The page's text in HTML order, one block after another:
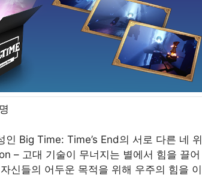
Big Time: Time’s End의 서로 다른 네 위
– 고대 기술이 무너지는 별에서 힘을 끌어
신들의 어두운 목적을 위해 우주의 힘을 이